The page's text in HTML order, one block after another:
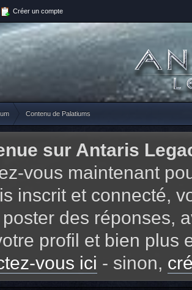
Créer un compte
Contenu de Palatiums
sur Antaris
vous maintenant
inscrit et connecté,
des réponses,
profil et bien plus
vous ici - sinon,